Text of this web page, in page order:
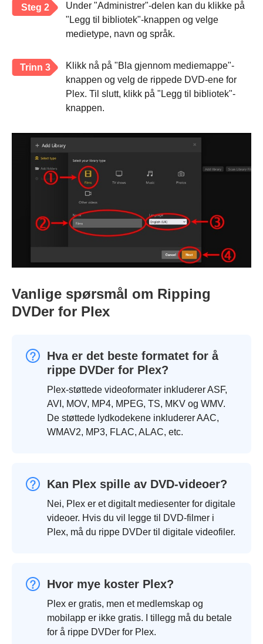
Steg 2
Under "Administrer"-delen kan du klikke på
"Legg til bibliotek"-knappen og velge
medietype, navn og språk.
Trinn 3
Klikk nå på "Bla gjennom mediemappe"-
knappen og velg de rippede DVD-ene for
Plex. Til slutt, klikk på "Legg til bibliotek"-
knappen.
Vanlige spørsmål om Ripping
DVDer for Plex
Hva er det beste formatet for å
rippe DVDer for Plex?
Plex-støttede videoformater inkluderer ASF,
AVI, MOV, MP4, MPEG, TS, MKV og WMV.
De støttede lydkodekene inkluderer AAC,
WMAV2, MP3, FLAC, ALAC, etc.
Kan Plex spille av DVD-videoer?
Nei, Plex er et digitalt mediesenter for digitale
videoer. Hvis du vil legge til DVD-filmer i
Plex, må du rippe DVDer til digitale videofiler.
Hvor mye koster Plex?
Plex er gratis, men et medlemskap og
mobilapp er ikke gratis. I tillegg må du betale
for å rippe DVDer for Plex.